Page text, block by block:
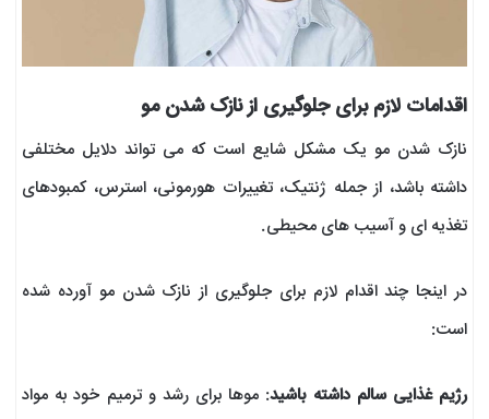
اقدامات لازم برای جلوگیری از نازک شدن مو
نازک شدن مو یک مشکل شایع است که می تواند دلایل مختلفی
داشته باشد، از جمله ژنتیک، تغییرات هورمونی، استرس، کمبودهای
تغذیه ای و آسیب های محیطی.
در اینجا چند اقدام لازم برای جلوگیری از نازک شدن مو آورده شده
است:
رژیم غذایی سالم داشته باشید: موها برای رشد و ترمیم خود به مواد